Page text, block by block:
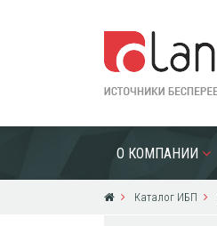
О КОМПАНИИ
Каталог ИБП